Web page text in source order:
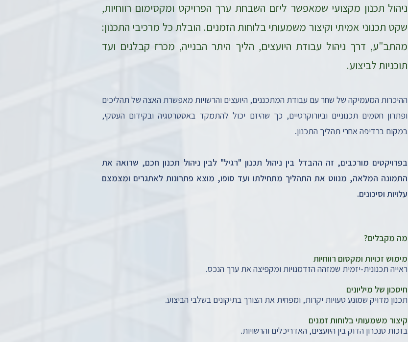
ניהול תכנון מקצועי שמאפשר ליזם השבחת ערך הפרויקט ומקסימום רווחיות,
שקט תכנוני אמיתי וקיצור משמעותי בלוחות הזמנים. הובלת כל מרכיבי התכנון:
מהתב"ע, דרך ניהול עבודת היועצים, הליך היתר הבנייה, מכרז קבלנים ועד
תוכניות לביצוע.​
ההיכרות המעמיקה של שחר עם עבודת המתכננים, היועצים והרשויות מאפשרת האצה של תהליכים
ופתרון חסמים תכנוניים וביורוקרטיים, כך שהיזם יכול להתמקד באסטרטגיה ובקידום העסקי,
במקום ברדיפה אחרי תהליך התכנון.
בפרויקטים מורכבים, זה ההבדל בין ניהול תכנון "רגיל" לבין ניהול תכנון חכם, שרואה את
התמונה המלאה, מנווט את התהליך מתחילתו ועד סופו, מוצא פתרונות לאתגרים ומצמצם
עלויות וסיכונים.
​​מה מקבלים?
מימוש זכויות ומקסום רווחיות
ראייה תכנונית-יזמית שמזהה הזדמנויות ומקפיצה את ערך הנכס.
חיסכון של מיליונים
תכנון מדויק שמונע טעויות יקרות, ומפחית את הצורך בתיקונים בשלבי הביצוע.
קיצור משמעותי בלוחות זמנים
בזכות סנכרון הדוק בין היועצים, האדריכלים והרשויות.